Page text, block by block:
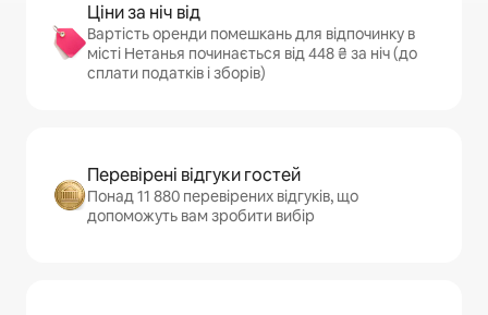
Ціни за ніч від
Вартість оренди помешкань для відпочинку в
місті Нетанья починається від 448 ₴ за ніч (до
сплати податків і зборів)
Перевірені відгуки гостей
Понад 11 880 перевірених відгуків, що
допоможуть вам зробити вибір